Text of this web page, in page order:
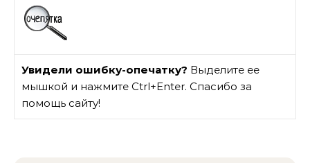
Увидели ошибку-опечатку? Выделите ее
мышкой и нажмите Ctrl+Enter. Спасибо за
помощь сайту!